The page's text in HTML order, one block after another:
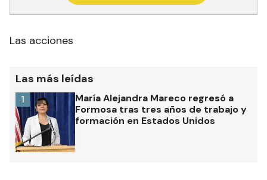
Las acciones
Las más leídas
María Alejandra Mareco regresó a
Formosa tras tres años de trabajo y
formación en Estados Unidos
1